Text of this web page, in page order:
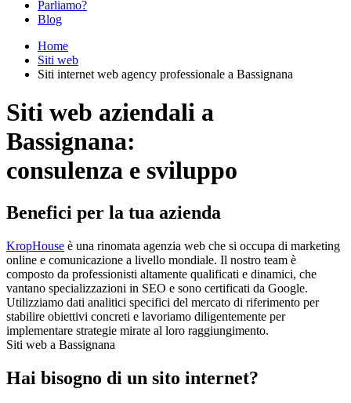
Parliamo?
Blog
Home
Siti web
Siti internet web agency professionale a Bassignana
Siti web aziendali a
Bassignana:
consulenza e sviluppo
Benefici per la tua azienda
KropHouse è una rinomata agenzia web che si occupa di marketing
online e comunicazione a livello mondiale. Il nostro team è
composto da professionisti altamente qualificati e dinamici, che
vantano specializzazioni in SEO e sono certificati da Google.
Utilizziamo dati analitici specifici del mercato di riferimento per
stabilire obiettivi concreti e lavoriamo diligentemente per
implementare strategie mirate al loro raggiungimento.
Siti web a Bassignana
Hai bisogno di un sito internet?